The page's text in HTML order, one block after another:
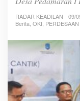
a
m
a
r
D
i
RADAR KEADILAN
09/
Berita, OKI, PERDESAAN